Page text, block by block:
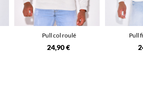
Pull col roulé
24,90 €
Pull